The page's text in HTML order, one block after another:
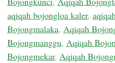
aqiqah bojongloa kaler,
Bojongmalaka, Aqiqah
Bojongmanggu, Aqiqah
Bojongmekar, Aqiqah